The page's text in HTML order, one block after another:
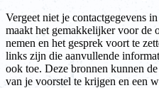
Vergeet niet je contactgegevens
maakt het gemakkelijker voor de
nemen en het gesprek voort te
links zijn die aanvullende
ook toe. Deze bronnen kunnen
van je voorstel te krijgen en een